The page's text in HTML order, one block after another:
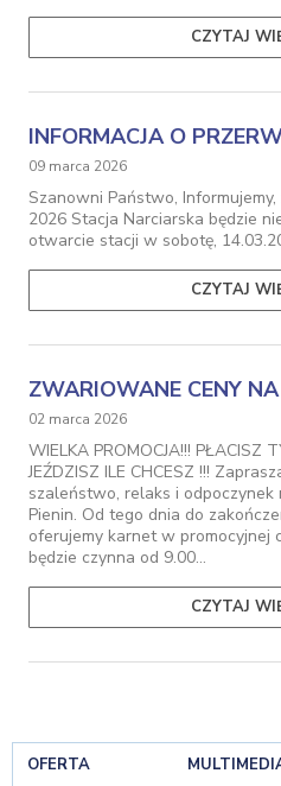
CZYTAJ
INFORMACJA O
09 marca 2026
Szanowni Państwo,
2026 Stacja Narciarska będzie
otwarcie stacji w sobotę,
CZYTAJ
ZWARIOWANE CENY
02 marca 2026
WIELKA PROMOCJA!!! PŁACISZ
JEŹDZISZ ILE CHCESZ !!!
szaleństwo, relaks i odpoczynek
Pienin. Od tego dnia do
oferujemy karnet w promocyjnej
będzie czynna od 9.00…
CZYTAJ
OFERTA